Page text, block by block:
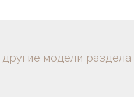
другие модели раздела